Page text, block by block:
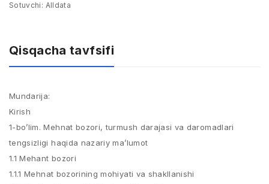
Sotuvchi: Alldata
Qisqacha tavfsifi
Mundarija:
Kirish
1-bo’lim. Mehnat bozori, turmush darajasi va daromadlari
tengsizligi haqida nazariy ma’lumot
1.1 Mehant bozori
1.1.1 Mehnat bozorining mohiyati va shakllanishi